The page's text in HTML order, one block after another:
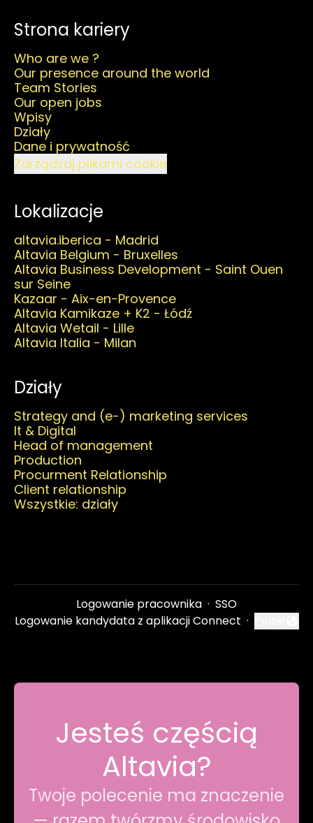
Strona kariery
Who are we ?
Our presence around the world
Team Stories
Our open jobs
Wpisy
Działy
Dane i prywatność
Zarządzaj plikami cookie
Lokalizacje
altavia.iberica - Madrid
Altavia Belgium - Bruxelles
Altavia Business Development - Saint Ouen
sur Seine
Kazaar - Aix-en-Provence
Altavia Kamikaze + K2 - Łódź
Altavia Wetail - Lille
Altavia Italia - Milan
Działy
Strategy and (e-) marketing services
It & Digital
Head of management
Production
Procurment Relationship
Client relationship
Wszystkie: działy
Logowanie pracownika · SSO
Logowanie kandydata z aplikacji Connect · Zmień
Jesteś częścią
Altavia?
Twoje polecenie ma znaczenie